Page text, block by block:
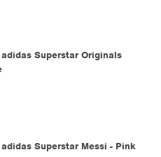
Superstar Originals
Superstar Messi - Pink